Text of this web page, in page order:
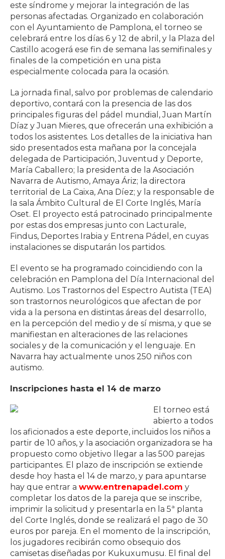
este síndrome y mejorar la integración de las
personas afectadas. Organizado en colaboración
con el Ayuntamiento de Pamplona, el torneo se
celebrará entre los días 6 y 12 de abril, y la Plaza del
Castillo acogerá ese fin de semana las semifinales y
finales de la competición en una pista
especialmente colocada para la ocasión.
La jornada final, salvo por problemas de calendario
deportivo, contará con la presencia de las dos
principales figuras del pádel mundial, Juan Martín
Díaz y Juan Mieres, que ofrecerán una exhibición a
todos los asistentes. Los detalles de la iniciativa han
sido presentados esta mañana por la concejala
delegada de Participación, Juventud y Deporte,
María Caballero; la presidenta de la Asociación
Navarra de Autismo, Amaya Áriz; la directora
territorial de La Caixa, Ana Díez; y la responsable de
la sala Ámbito Cultural de El Corte Inglés, María
Oset. El proyecto está patrocinado principalmente
por estas dos empresas junto con Lacturale,
Findus, Deportes Irabia y Entrena Pádel, en cuyas
instalaciones se disputarán los partidos.
El evento se ha programado coincidiendo con la
celebración en Pamplona del Día Internacional del
Autismo. Los Trastornos del Espectro Autista (TEA)
son trastornos neurológicos que afectan de por
vida a la persona en distintas áreas del desarrollo,
en la percepción del medio y de sí misma, y que se
manifiestan en alteraciones de las relaciones
sociales y de la comunicación y el lenguaje. En
Navarra hay actualmente unos 250 niños con
autismo.
Inscripciones hasta el 14 de marzo
El torneo está
abierto a todos
los aficionados a este deporte, incluidos los niños a
partir de 10 años, y la asociación organizadora se ha
propuesto como objetivo llegar a las 500 parejas
participantes. El plazo de inscripción se extiende
desde hoy hasta el 14 de marzo, y para apuntarse
hay que entrar a www.entrenapadel.com y
completar los datos de la pareja que se inscribe,
imprimir la solicitud y presentarla en la 5ª planta
del Corte Inglés, donde se realizará el pago de 30
euros por pareja. En el momento de la inscripción,
los jugadores recibirán como obsequio dos
camisetas diseñadas por Kukuxumusu. El final del